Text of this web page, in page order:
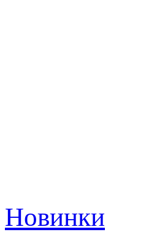
Новинки